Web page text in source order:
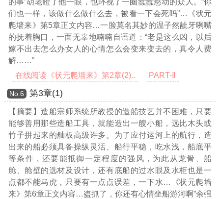
的事”胡老瞪了他一眼，也环视了一圈蠹蠹慾动的众人。“你
们也一样，该做什么做什么去，被看一下会死吗”…《状元
爬墙来》第5章正文内容…一脸莫名其妙的温子然龇牙咧嘴
的抚着胸口，一面无辜地喃喃自语道：“老是这么凶，以后
嫁不出去怎么办女人的心情怎么会变来变去的，真令人费
解……”
在线阅读《状元爬墙来》第2章(2)..
PART-Ⅱ
Νο.6 第3章(1)
【摘要】造船宗师系统所教授的造船技艺并不困难，只要
能够善用那些造船工具，就能造出一艘小船，远比木头或
竹子拼起来的舢板高级许多。为了应付运河上的航行，造
出来的船必须具备操纵灵活、船行平稳，吃水浅，船底平
等条件，还要能抵御一定程度的强风，为此从龙骨、船
舱、舱壁的选材及设计，还有底船的过水眼及水柜也是一
点都不能马虎，只要有一点点误差，一下水…《状元爬墙
来》第6章正文内容…盗抓了，你还有心情坐船游河啊”余强